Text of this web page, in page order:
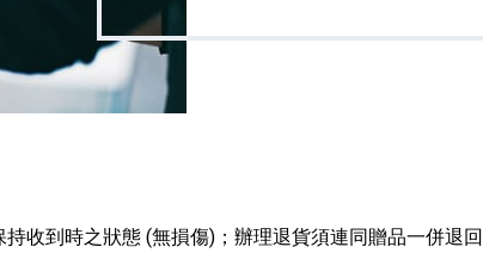
收到時之狀態 (無損傷)；辦理退貨須連同贈品一併退回